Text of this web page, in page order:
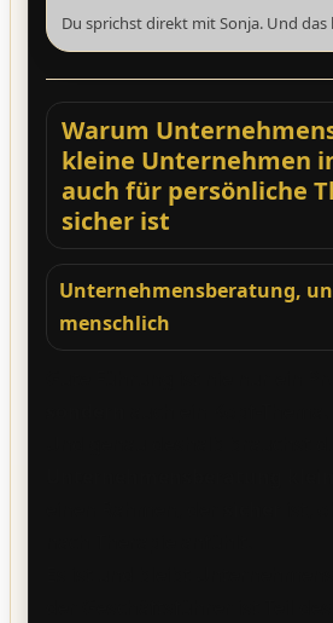
Sandra
Du sprichst direkt mit Sonja. Und das
Warum
kleine Unternehmen
auch für persönliche
sicher ist
Unternehmensberatung,
menschlich